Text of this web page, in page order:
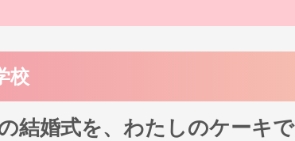
校
結婚式を、わたしのケーキで